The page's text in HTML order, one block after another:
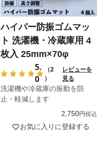
洗濯機や冷蔵庫の振動を防
止・軽減します
ハイパー防振ゴムマッ
ト 洗濯機・冷蔵庫用 4
枚入 25mm×70φ
5.
0
（2
）
レビューを
見る
2,750 税込
お気に入りに登録する